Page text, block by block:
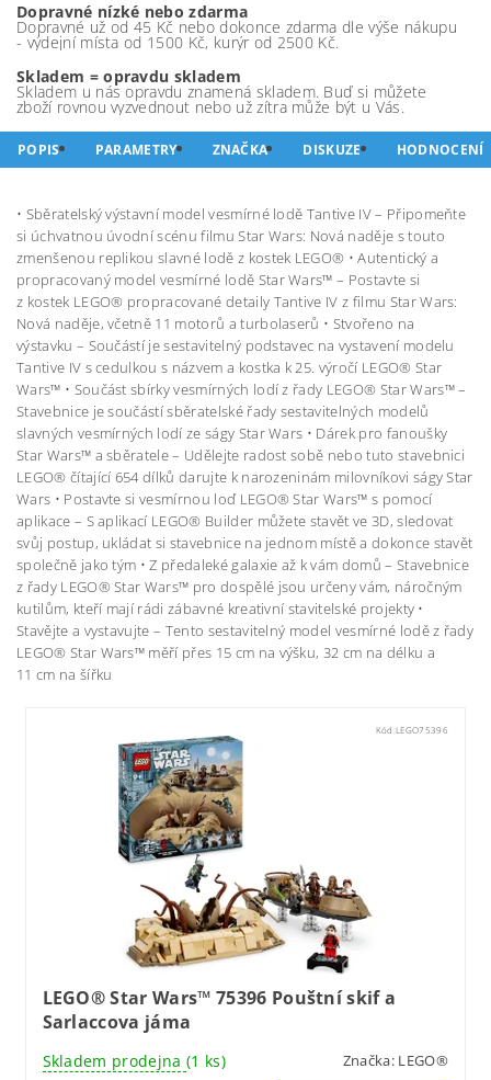
Dopravné nízké nebo zdarma
Dopravné už od 45 Kč nebo dokonce zdarma dle výše nákupu
- výdejní místa od 1500 Kč, kurýr od 2500 Kč.
Skladem = opravdu skladem
Skladem u nás opravdu znamená skladem. Buď si můžete
zboží rovnou vyzvednout nebo už zítra může být u Vás.
POPIS PARAMETRY ZNAČKA DISKUZE HODNOCENÍ
• Sběratelský výstavní model vesmírné lodě Tantive IV – Připomeňte
si úchvatnou úvodní scénu filmu Star Wars: Nová naděje s touto
zmenšenou replikou slavné lodě z kostek LEGO® • Autentický a
propracovaný model vesmírné lodě Star Wars™ – Postavte si
z kostek LEGO® propracované detaily Tantive IV z filmu Star Wars:
Nová naděje, včetně 11 motorů a turbolaserů • Stvořeno na
výstavku – Součástí je sestavitelný podstavec na vystavení modelu
Tantive IV s cedulkou s názvem a kostka k 25. výročí LEGO® Star
Wars™ • Součást sbírky vesmírných lodí z řady LEGO® Star Wars™ –
Stavebnice je součástí sběratelské řady sestavitelných modelů
slavných vesmírných lodí ze ságy Star Wars • Dárek pro fanoušky
Star Wars™ a sběratele – Udělejte radost sobě nebo tuto stavebnici
LEGO® čítající 654 dílků darujte k narozeninám milovníkovi ságy Star
Wars • Postavte si vesmírnou loď LEGO® Star Wars™ s pomocí
aplikace – S aplikací LEGO® Builder můžete stavět ve 3D, sledovat
svůj postup, ukládat si stavebnice na jednom místě a dokonce stavět
společně jako tým • Z předaleké galaxie až k vám domů – Stavebnice
z řady LEGO® Star Wars™ pro dospělé jsou určeny vám, náročným
kutilům, kteří mají rádi zábavné kreativní stavitelské projekty •
Stavějte a vystavujte – Tento sestavitelný model vesmírné lodě z řady
LEGO® Star Wars™ měří přes 15 cm na výšku, 32 cm na délku a
11 cm na šířku
Kód:LEGO75396
LEGO® Star Wars™ 75396 Pouštní skif a
Sarlaccova jáma
Skladem prodejna (1 ks) Značka: LEGO®